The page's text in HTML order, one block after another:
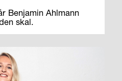
Benjamin Ahlmann
skal.